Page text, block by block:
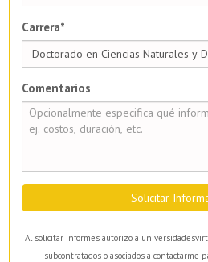
Carrera*
Comentarios
Solicitar
Al solicitar informes autorizo a
subcontratados o asociados a contactarme